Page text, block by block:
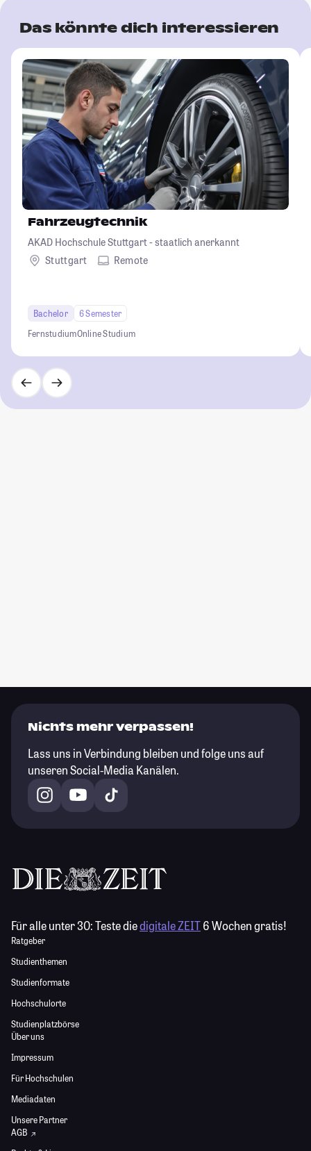
Das könnte dich interessieren
Fahrzeugtechnik
AKAD Hochschule Stuttgart - staatlich anerkannt
Stuttgart
Remote
Bachelor
6 Semester
FernstudiumOnline Studium
Nichts mehr verpassen!
Lass uns in Verbindung bleiben und folge uns auf
unseren Social-Media Kanälen.
Für alle unter 30:Teste diedigitale ZEIT6 Wochen gratis!
Ratgeber
Studienthemen
Studienformate
Hochschulorte
Studienplatzbörse
Über uns
Impressum
Für Hochschulen
Mediadaten
Unsere Partner
AGB